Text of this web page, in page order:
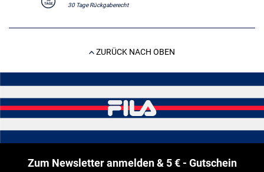
30 Tage Rückgaberecht
ZURÜCK NACH OBEN
Zum Newsletter anmelden & 5 € - Gutschein